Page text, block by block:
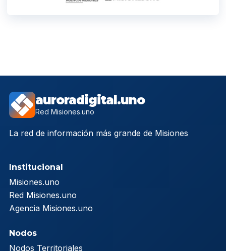
auroradigital.uno
Red Misiones.uno
La red de información más grande de Misiones
Institucional
Misiones.uno
Red Misiones.uno
Agencia Misiones.uno
Nodos
Nodos Territoriales